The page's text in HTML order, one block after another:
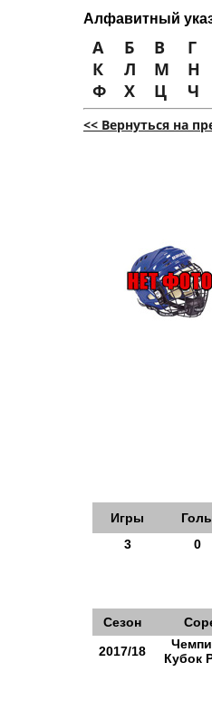
Алфавитный
А Б В Г
К
Л М Н
Ф
Х Ц Ч
<< Вернуться на
Игры
3
0
Сезон
2017/18
Кубок